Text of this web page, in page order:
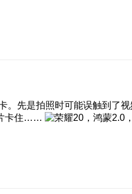
先是拍照时可能误触到了
卡住……